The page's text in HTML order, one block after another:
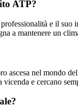
ATP?
e il
a mantenere un
nel mondo
e cercano